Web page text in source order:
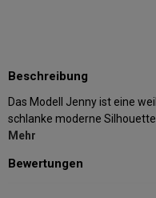
Beschreibung
Das Modell Jenny ist eine
schlanke moderne
Mehr
Bewertungen